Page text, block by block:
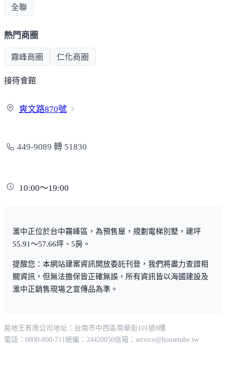
全聯
熱門商圈
霧峰商圈 仁化商圈
接待會館
爽文路870號
449-9089 轉 51830
10:00～19:00
滙中正位於台中霧峰區，為預售屋，規劃電梯別墅，建坪
55.91～57.66坪、5房。
提醒您：本網站建案資訊開放委託刊登，我們將盡力查證相
關資訊，但無法擔保皆正確無誤，所有資訊皆以海國建設及
滙中正銷售現場之宣傳品為準。
房地王有限公司 地址：台南市中西區南華街101號8樓
電話：0800-800-711 統編：24420050信箱： service@housetube.tw